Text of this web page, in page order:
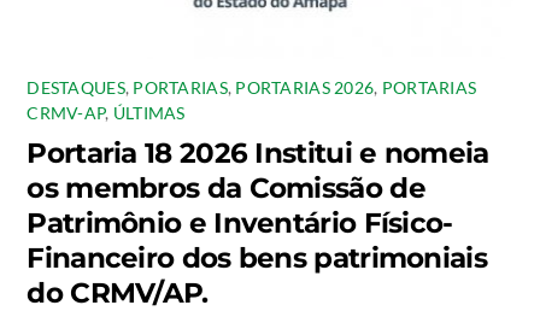
DESTAQUES, PORTARIAS, PORTARIAS 2026, PORTARIAS
CRMV-AP, ÚLTIMAS
Portaria 18 2026 Institui e nomeia
os membros da Comissão de
Patrimônio e Inventário Físico-
Financeiro dos bens patrimoniais
do CRMV/AP.